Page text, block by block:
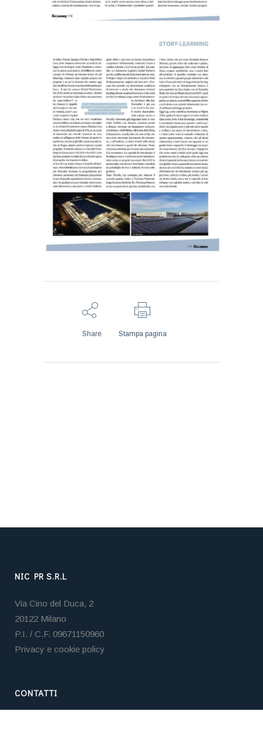
Share Stampa pagina
NIC PR S.R.L
Via Cino del Duca, 2
20122 Milano
P.I. / C.F. 09671150960
Privacy e cookie policy
CONTATTI